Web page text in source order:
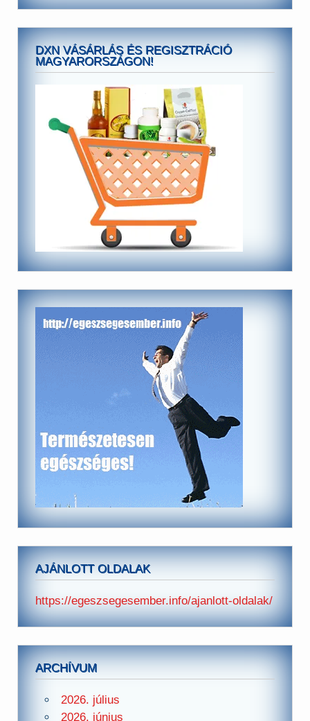
DXN VÁSÁRLÁS ÉS REGISZTRÁCIÓ
MAGYARORSZÁGON!
AJÁNLOTT OLDALAK
https://egeszsegesember.info/ajanlott-oldalak/
ARCHÍVUM
2026. július
2026. június